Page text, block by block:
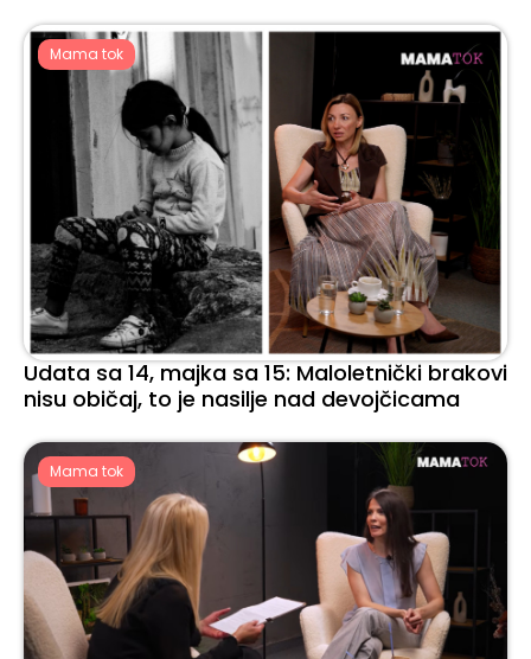
Mama tok
Udata sa 14, majka sa 15: Maloletnički brakovi
nisu običaj, to je nasilje nad devojčicama
Mama tok